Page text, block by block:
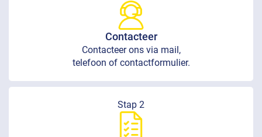
Contacteer
Contacteer ons via mail,
telefoon of contactformulier.
Stap 2